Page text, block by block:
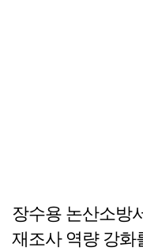
장수용 논산소방
재조사 역량 강화